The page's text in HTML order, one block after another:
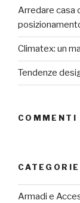
Arredare casa
Climatex: un
Tendenze
COMMENTI
CATEGORIE
Armadi e